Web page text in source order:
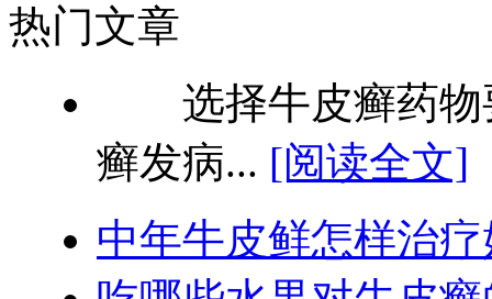
热门文章
选择牛皮癣药物
癣发病... [阅读全文]
中年牛皮鲜怎样治疗